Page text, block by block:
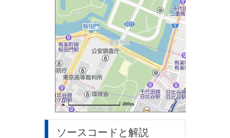
ソースコードと解説